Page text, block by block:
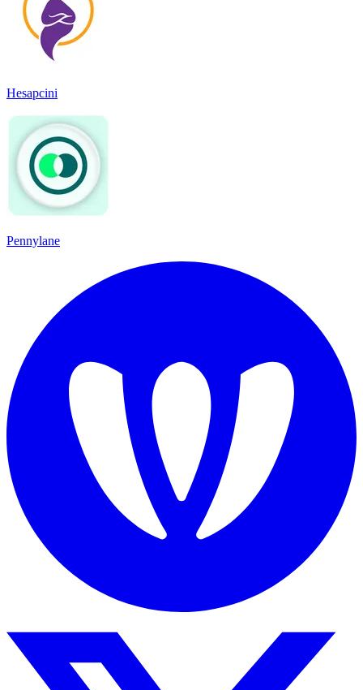
Hesapcini
Pennylane